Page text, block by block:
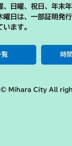
、日曜、祝日、年末
曜日は、一部証明発
います。
覧 時
Mihara City All